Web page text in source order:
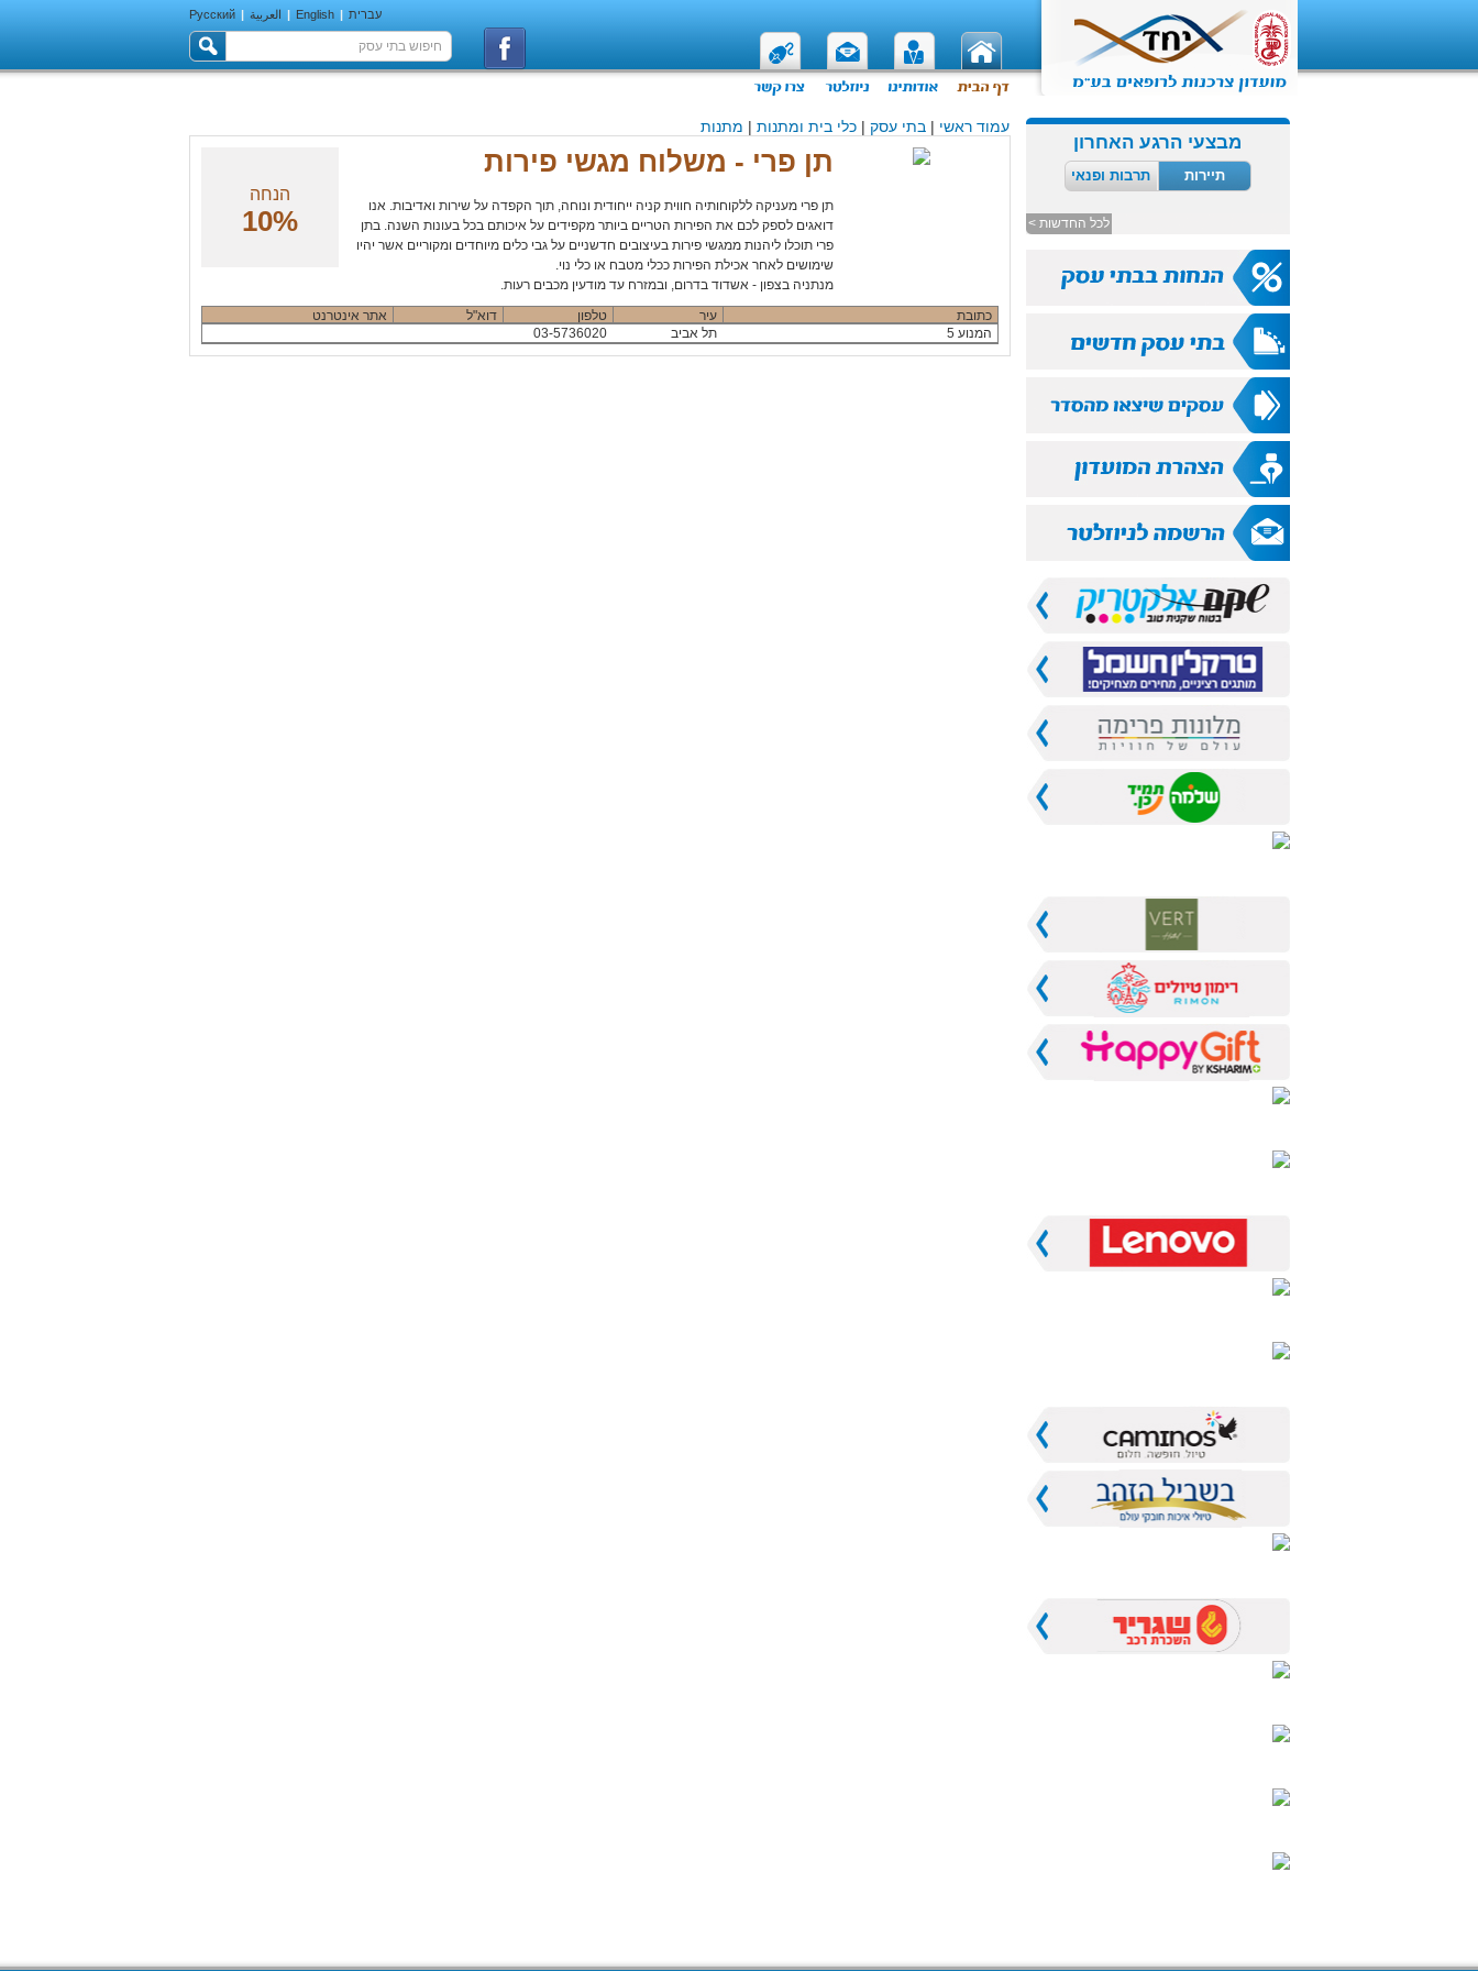
עברית |
English
| العربية |
Русский
מבצעי הרגע האחרון
תיירות תרבות ופנאי
לכל החדשות >
עמוד ראשי |בתי עסק |כלי בית ומתנות | מתנות
תן פרי - משלוח מגשי פירות
תן פרי מעניקה ללקוחותיה חווית קניה ייחודית ונוחה, תוך הקפדה על שירות ואדיבות. אנו
דואגים לספק לכם את הפירות הטריים ביותר מקפידים על איכותם בכל בעונות השנה. בתן
פרי תוכלו ליהנות ממגשי פירות בעיצובים חדשניים על גבי כלים מיוחדים ומקוריים אשר יהיו
שימושים לאחר אכילת הפירות ככלי מטבח או כלי נוי.
מנתניה בצפון - אשדוד בדרום, ובמזרח עד מודעין מכבים רעות.
הנחה
10%
כתובת עיר טלפון דוא"ל
אתר אינטרנט
המנוע 5
תל אביב 03-5736020